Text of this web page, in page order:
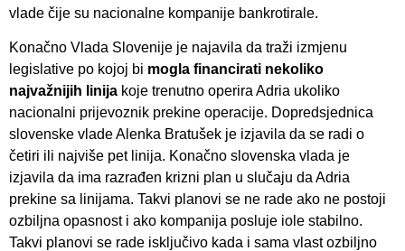
vlade čije su nacionalne kompanije bankrotirale.
Konačno Vlada Slovenije je najavila da traži izmjenu
legislative po kojoj bi mogla financirati nekoliko
najvažnijih linija koje trenutno operira Adria ukoliko
nacionalni prijevoznik prekine operacije. Dopredsjednica
slovenske vlade Alenka Bratušek je izjavila da se radi o
četiri ili najviše pet linija. Konačno slovenska vlada je
izjavila da ima razrađen krizni plan u slučaju da Adria
prekine sa linijama. Takvi planovi se ne rade ako ne postoji
ozbiljna opasnost i ako kompanija posluje iole stabilno.
Takvi planovi se rade isključivo kada i sama vlast ozbiljno